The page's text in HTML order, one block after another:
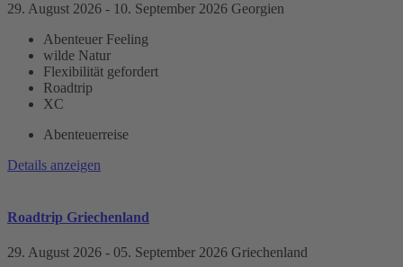
29. August 2026 - 10. September 2026 Georgien
Abenteuer Feeling
wilde Natur
Flexibilität gefordert
Roadtrip
XC
Abenteuerreise
Details anzeigen
Roadtrip Griechenland
29. August 2026 - 05. September 2026 Griechenland